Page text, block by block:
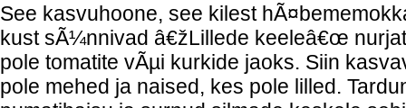
See kasvuhoone, see kilest
kust sÃ¼nnivad â€žLillede keeleâ€œ
pole tomatite vÃµi kurkide jaoks. Siin
pole mehed ja naised, kes pole lilled.